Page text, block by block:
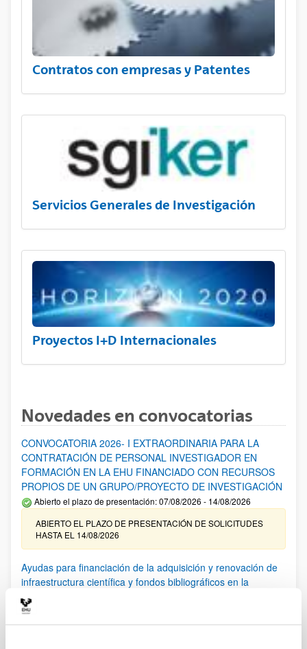
Contratos con empresas y Patentes
Servicios Generales de Investigación
Proyectos I+D Internacionales
Novedades en convocatorias
CONVOCATORIA 2026- I EXTRAORDINARIA PARA LA
CONTRATACIÓN DE PERSONAL INVESTIGADOR EN
FORMACIÓN EN LA EHU FINANCIADO CON RECURSOS
PROPIOS DE UN GRUPO/PROYECTO DE INVESTIGACIÓN
Abierto el plazo de presentación: 07/08/2026 - 14/08/2026
ABIERTO EL PLAZO DE PRESENTACIÓN DE SOLICITUDES
HASTA EL 14/08/2026
Ayudas para financiación de la adquisición y renovación de
infraestructura científica y fondos bibliográficos en la
UPV/EHU 2026